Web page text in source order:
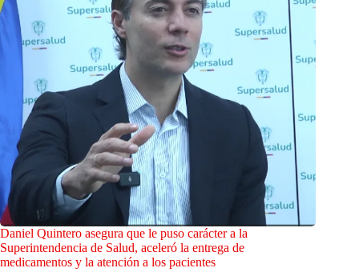
Daniel Quintero asegura que le puso carácter a la
Superintendencia de Salud, aceleró la entrega de
medicamentos y la atención a los pacientes